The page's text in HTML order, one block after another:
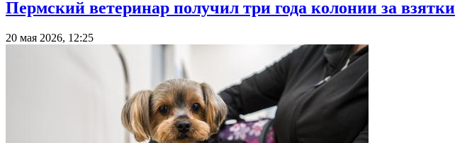
Пермский ветеринар получил три года колонии за взятки
20 мая 2026, 12:25